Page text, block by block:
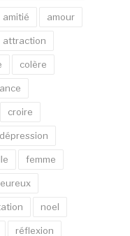
amitié amour
attraction
colère
croire
dépression
femme
noel
réflexion